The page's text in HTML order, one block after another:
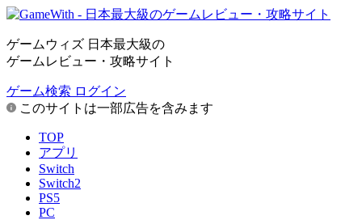
ゲームウィズ 日本最大級の
ゲームレビュー・攻略サイト
ゲーム検索 ログイン
このサイトは一部広告を含みます
TOP
アプリ
Switch
Switch2
PS5
PC